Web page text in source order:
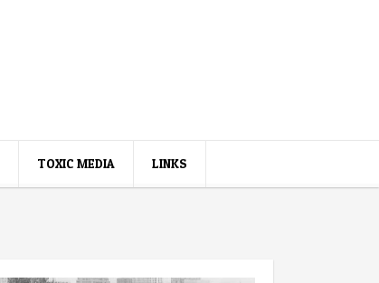
TOXIC MEDIA LINKS